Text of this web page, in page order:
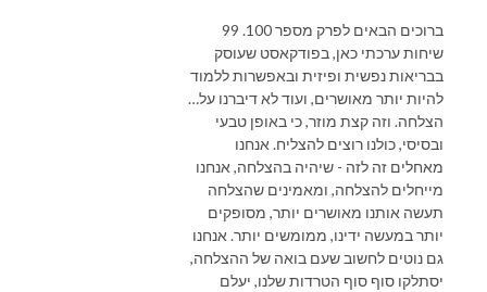
ברוכים הבאים לפרק מספר 100. 99
שיחות ערכתי כאן, בפודקאסט שעוסק
בבריאות נפשית ופיזית ובאפשרות ללמוד
להיות יותר מאושרים, ועוד לא דיברנו על…
הצלחה. וזה קצת מוזר, כי באופן טבעי
ובסיסי, כולנו רוצים להצליח. אנחנו
מאחלים זה לזה - שיהיה בהצלחה, אנחנו
מייחלים להצלחה, ומאמינים שהצלחה
תעשה אותנו מאושרים יותר, מסופקים
יותר במעשה ידינו, ממומשים יותר. אנחנו
גם נוטים לחשוב שעם בואה של ההצלחה,
יסתלקו סוף סוף הטרדות שלנו, יעלם